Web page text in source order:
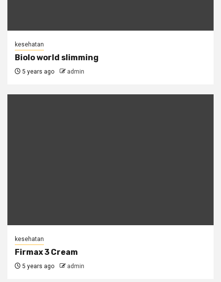
kesehatan
Biolo world slimming
5 years ago admin
kesehatan
Firmax 3 Cream
5 years ago admin